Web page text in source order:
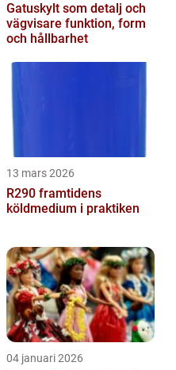
Gatuskylt som detalj och
vägvisare funktion, form
och hållbarhet
13 mars 2026
R290 framtidens
köldmedium i praktiken
04 januari 2026